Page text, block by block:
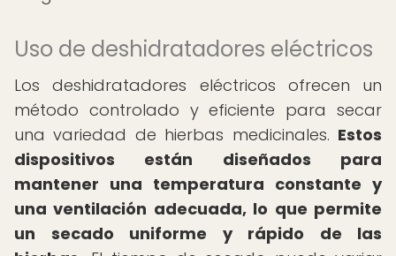
Uso de deshidratadores eléctricos
Los deshidratadores eléctricos ofrecen un
método controlado y eficiente para secar
una variedad de hierbas medicinales. Estos
dispositivos están diseñados para
mantener una temperatura constante y
una ventilación adecuada, lo que permite
un secado uniforme y rápido de las